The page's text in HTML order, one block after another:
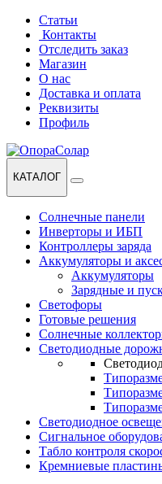
Перейти
навигации
Перейти
содержанию
Статьи
Контакты
Отследить заказ
Магазин
О нас
Доставка и оплата
Реквизиты
Профиль
КАТАЛОГ
Солнечные панели
Инверторы и ИБП
Контроллеры заряда
Аккумуляторы и
Аккумуляторы
Зарядные и
Светофоры
Готовые решения
Солнечные
Светодиодные
Светодиодное
Сигнальное
Табло контроля
Кремниевые